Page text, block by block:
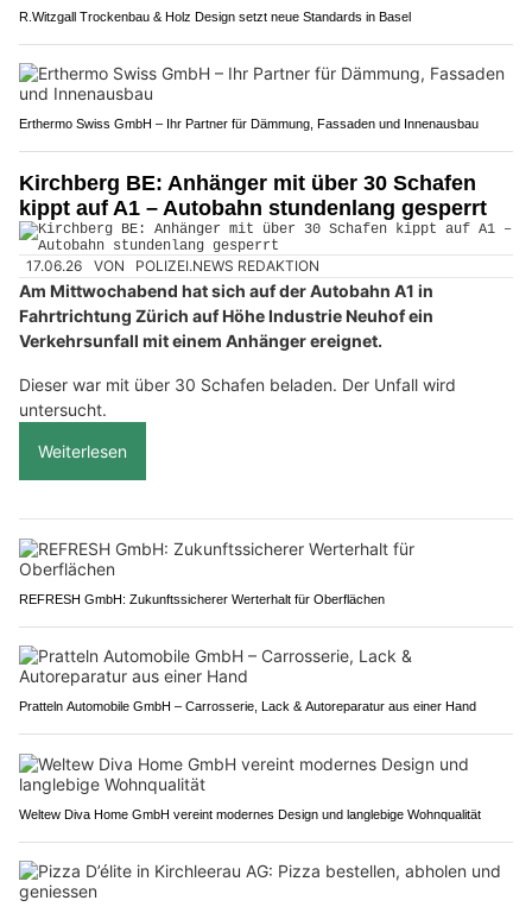
R.Witzgall Trockenbau & Holz Design setzt neue Standards in Basel
Erthermo Swiss GmbH – Ihr Partner für Dämmung, Fassaden und Innenausbau
Kirchberg BE: Anhänger mit über 30 Schafen
kippt auf A1 – Autobahn stundenlang gesperrt
17.06.26 VON POLIZEI.NEWS REDAKTION
Am Mittwochabend hat sich auf der Autobahn A1 in
Fahrtrichtung Zürich auf Höhe Industrie Neuhof ein
Verkehrsunfall mit einem Anhänger ereignet.
Dieser war mit über 30 Schafen beladen. Der Unfall wird
untersucht.
Weiterlesen
REFRESH GmbH: Zukunftssicherer Werterhalt für Oberflächen
Pratteln Automobile GmbH – Carrosserie, Lack & Autoreparatur aus einer Hand
Weltew Diva Home GmbH vereint modernes Design und langlebige Wohnqualität